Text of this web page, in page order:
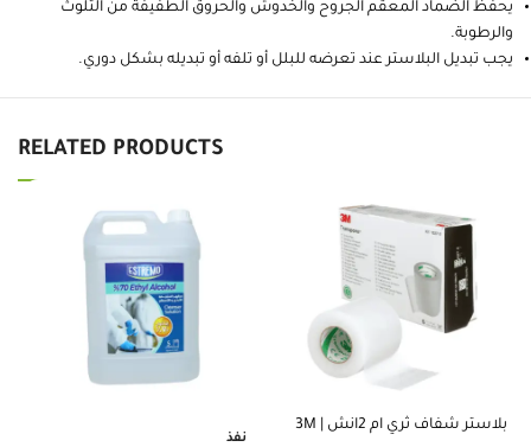
يحفظ الضماد المعقم الجروح والخدوش والحروق الطفيفة من التلوث
والرطوبة.
يجب تبديل البلاستر عند تعرضه للبلل أو تلفه أو تبديله بشكل دوري.
RELATED PRODUCTS
بلاستر شفاف ثري ام 2انش | 3M
نفذ